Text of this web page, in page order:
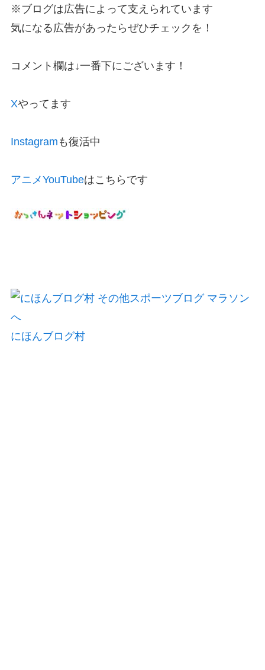
※ブログは広告によって支えられています
気になる広告があったらぜひチェックを！
コメント欄は↓一番下にございます！
Xやってます
Instagram も復活中
アニメYouTubeはこちらです
にほんブログ村